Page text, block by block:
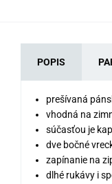
POPIS
prešívaná
vhodná na
súčasťou je
dve bočné
zapínanie na
dlhé rukávy i